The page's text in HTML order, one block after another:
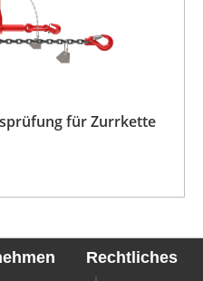
für Zurrkette
Rechtliches